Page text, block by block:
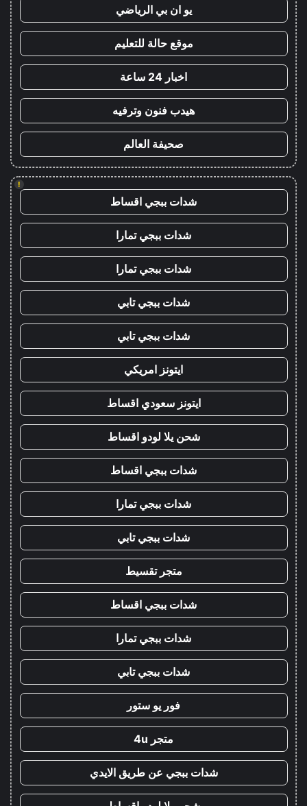
يو ان بي الرياضي
موقع حالة للتعليم
اخبار 24 ساعة
هيدب فنون وترفيه
صحيفة العالم
!
شدات ببجي اقساط
شدات ببجي تمارا
شدات ببجي تمارا
شدات ببجي تابي
شدات ببجي تابي
ايتونز امريكي
ايتونز سعودي اقساط
شحن يلا لودو اقساط
شدات ببجي اقساط
شدات ببجي تمارا
شدات ببجي تابي
متجر تقسيط
شدات ببجي اقساط
شدات ببجي تمارا
شدات ببجي تابي
فور يو ستور
متجر 4u
شدات ببجي عن طريق الايدي